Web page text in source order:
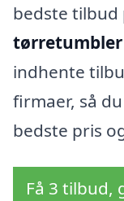
bedste tilbud
indhente
firmaer, så
bedste pris
Få 3 tilbud,